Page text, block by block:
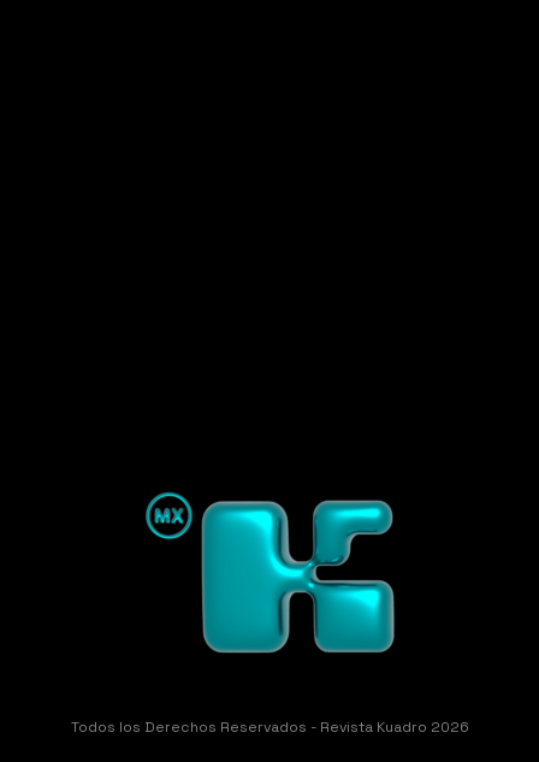
Todos los Derechos Reservados - Revista Kuadro 2026